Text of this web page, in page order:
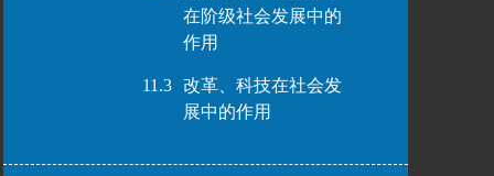
在阶级社会发展中的
作用
11.3
改革、科技在社会发
展中的作用